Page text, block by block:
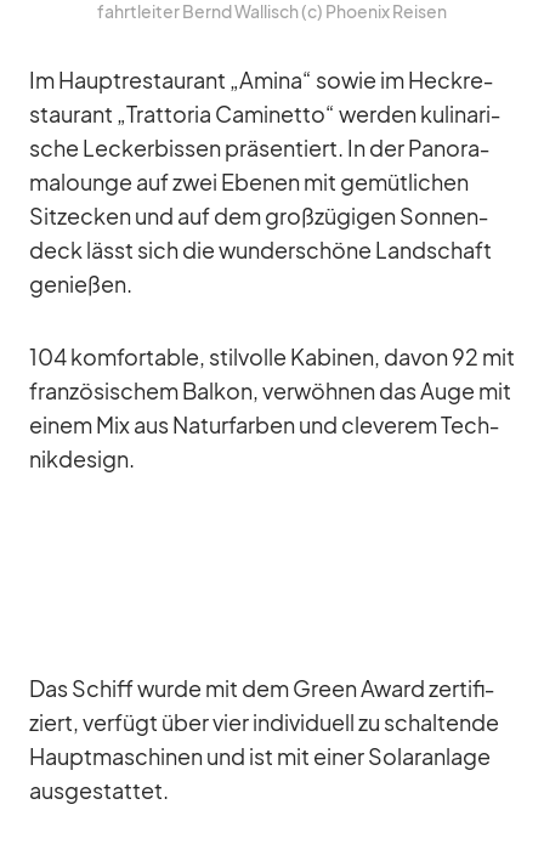
fahrt­lei­ter Bernd Wal­lisch (c) Phoe­nix Rei­sen
Im Haupt­re­stau­rant „Amina“ so­wie im Heck­re­
stau­rant „Trat­to­ria Ca­mi­netto“ wer­den ku­li­na­ri­
sche Le­cker­bis­sen prä­sen­tiert. In der Pan­or­a­
ma­lounge auf zwei Ebe­nen mit ge­müt­li­chen
Sitz­ecken und auf dem groß­zü­gi­gen Son­nen­
deck lässt sich die wun­der­schöne Land­schaft
ge­nie­ßen.
104 kom­for­ta­ble, stil­volle Ka­bi­nen, da­von 92 mit
fran­zö­si­schem Bal­kon, ver­wöh­nen das Auge mit
ei­nem Mix aus Na­tur­far­ben und cle­ve­rem Tech­
nik­de­sign.
Das Schiff wurde mit dem Green Award zer­ti­fi­
ziert, ver­fügt über vier in­di­vi­du­ell zu schal­tende
Haupt­ma­schi­nen und ist mit ei­ner So­lar­an­lage
aus­ge­stat­tet.